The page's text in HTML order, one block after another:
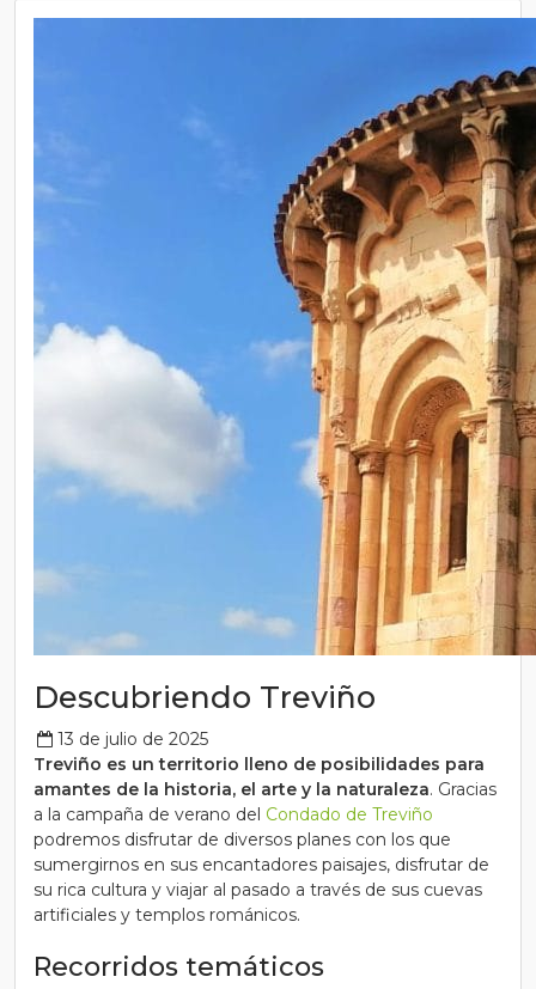
Descubriendo Treviño
13 de julio de 2025
Treviño es un territorio lleno de posibilidades para
amantes de la historia, el arte y la naturaleza. Gracias
a la campaña de verano del Condado de Treviño
podremos disfrutar de diversos planes con los que
sumergirnos en sus encantadores paisajes, disfrutar de
su rica cultura y viajar al pasado a través de sus cuevas
artificiales y templos románicos.
Recorridos temáticos